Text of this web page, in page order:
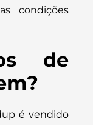
condições
de
é vendido